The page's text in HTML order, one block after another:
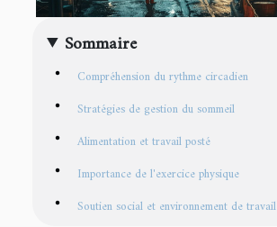
Sommaire
Compréhension du rythme circadien
Stratégies de gestion du sommeil
Alimentation et travail posté
Importance de l'exercice physique
Soutien social et environnement de travail